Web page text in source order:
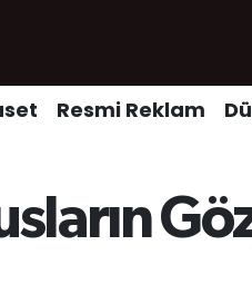
Resmi Reklam